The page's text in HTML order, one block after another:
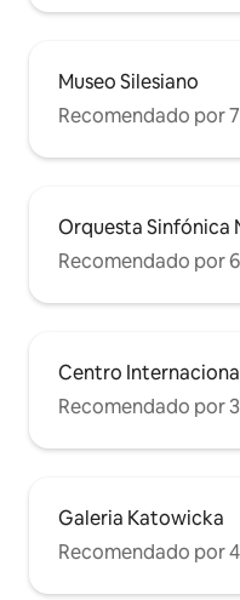
Museo Silesiano
Recomendado por
Orquesta Sinfónica
Recomendado por
Centro
Recomendado por
Galeria Katowicka
Recomendado por